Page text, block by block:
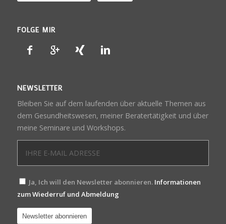
FOLGE MIR
NEWSLETTER
Bleiben Sie auf dem laufenden über aktuelle Themen aus
dem Gesundheitswesen, meiner Beratertätigkeit und über
meine Seminare und Workshops.
Ja, Ich will den Newsletter abonnieren. Informationen
zum Wiederruf und Abmeldung